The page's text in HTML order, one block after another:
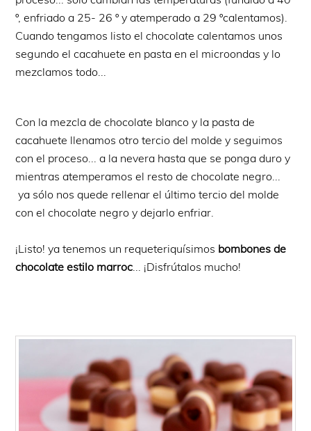
º, enfriado a 25- 26 º y atemperado a 29 ºcalentamos).
Cuando tengamos listo el chocolate calentamos unos
segundo el cacahuete en pasta en el microondas y lo
mezclamos todo...
Con la mezcla de chocolate blanco y la pasta de
cacahuete llenamos otro tercio del molde y seguimos
con el proceso... a la nevera hasta que se ponga duro y
mientras atemperamos el resto de chocolate negro...
ya sólo nos quede rellenar el último tercio del molde
con el chocolate negro y dejarlo enfriar.
¡Listo! ya tenemos un requeteriquísimos bombones de
chocolate estilo marroc... ¡Disfrútalos mucho!